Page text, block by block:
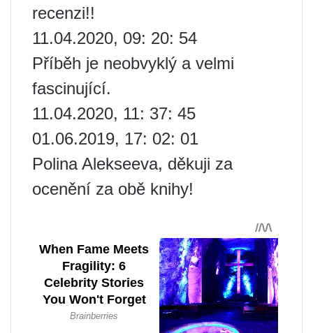
recenzi!!
11.04.2020, 09: 20: 54
Příběh je neobvyklý a velmi
fascinující.
11.04.2020, 11: 37: 45
01.06.2019, 17: 02: 01
Polina Alekseeva, děkuji za
ocenění za obě knihy!